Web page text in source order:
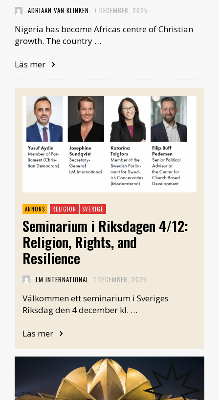
ADRIAAN VAN KLINKEN 7 DECEMBER, 2025
Nigeria has become Africas centre of Christian
growth. The country …
Läs mer
RELIGION SVERIGE
Seminarium i Riksdagen 4/12:
Religion, Rights, and
Resilience
LM INTERNATIONAL 1 DECEMBER, 2025
Välkommen ett seminarium i Sveriges
Riksdag den 4 december kl. …
Läs mer